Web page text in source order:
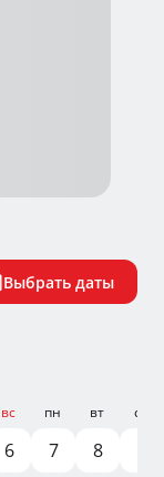
Выбрать даты
вс
6
пн
7
вт
8
ср